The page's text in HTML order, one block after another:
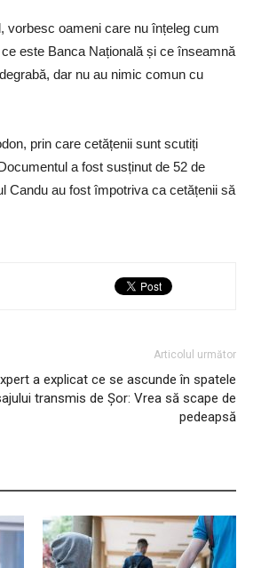
vorbesc oameni care nu înțeleg cum
este Banca Națională și ce înseamnă
dar nu au nimic comun cu
prin care cetățenii sunt scutiți
a fost susținut de 52 de
Candu au fost împotriva ca cetățenii să
Articolul următor
a explicat ce se ascunde în spatele
transmis de Șor: Vrea să scape de
pedeapsă